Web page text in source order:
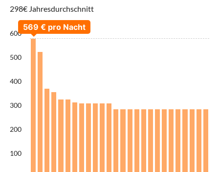
298€ Jahresdurchschnitt
600
500
400
300
200
100